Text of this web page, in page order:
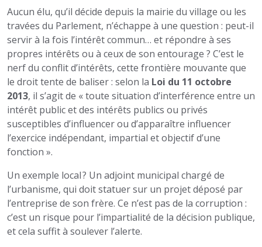
Aucun élu, qu’il décide depuis la mairie du village ou les
travées du Parlement, n’échappe à une question : peut-il
servir à la fois l’intérêt commun… et répondre à ses
propres intérêts ou à ceux de son entourage ? C’est le
nerf du conflit d’intérêts, cette frontière mouvante que
le droit tente de baliser : selon la Loi du 11 octobre
2013, il s’agit de « toute situation d’interférence entre un
intérêt public et des intérêts publics ou privés
susceptibles d’influencer ou d’apparaître influencer
l’exercice indépendant, impartial et objectif d’une
fonction ».
Un exemple local ? Un adjoint municipal chargé de
l’urbanisme, qui doit statuer sur un projet déposé par
l’entreprise de son frère. Ce n’est pas de la corruption :
c’est un risque pour l’impartialité de la décision publique,
et cela suffit à soulever l’alerte.